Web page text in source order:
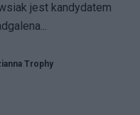
jest kandydatem
Trophy